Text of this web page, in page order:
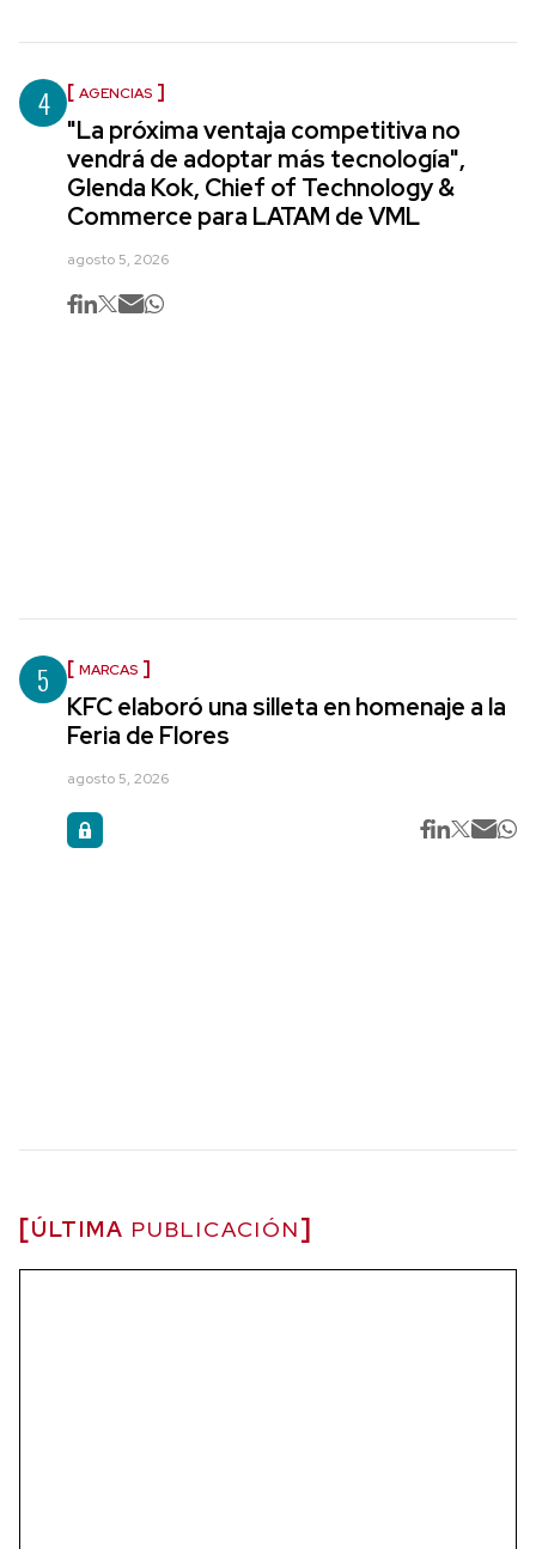
4 AGENCIAS
"La próxima ventaja competitiva no
vendrá de adoptar más tecnología",
Glenda Kok, Chief of Technology &
Commerce para LATAM de VML
agosto 5, 2026
5 MARCAS
KFC elaboró una silleta en homenaje a la
Feria de Flores
agosto 5, 2026
ÚLTIMA PUBLICACIÓN